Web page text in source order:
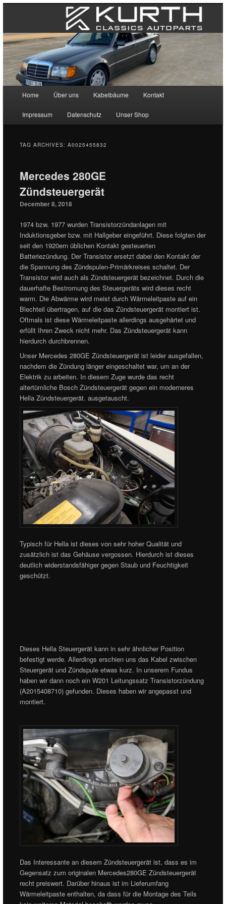
Skip to primary content
Skip to secondary content
Home Über uns Kabelbäume Kontakt
Impressum Datenschutz Unser Shop
TAG ARCHIVES:A0025455832
Mercedes 280GE
Zündsteuergerät
December 8, 2018
1974 bzw. 1977 wurden Transistorzündanlagen mit
Induktionsgeber bzw. mit Hallgeber eingeführt. Diese folgten der
seit den 1920ern üblichen Kontakt gesteuerten
Batteriezündung. Der Transistor ersetzt dabei den Kontakt der
die Spannung des Zündspulen-Primärkreises schaltet. Der
Transistor wird auch als Zündsteuergerät bezeichnet. Durch die
dauerhafte Bestromung des Steuergeräts wird dieses recht
warm. Die Abwärme wird meist durch Wärmeleitpaste auf ein
Blechteil übertragen, auf die das Zündsteuergerät montiert ist.
Oftmals ist diese Wärmeleitpaste allerdings ausgehärtet und
erfüllt Ihren Zweck nicht mehr. Das Zündsteuergerät kann
hierdurch durchbrennen.
Unser Mercedes 280GE Zündsteuergerät ist leider ausgefallen,
nachdem die Zündung länger eingeschaltet war, um an der
Elektrik zu arbeiten. In diesem Zuge wurde das recht
altertümliche Bosch Zündsteuergerät gegen ein moderneres
Hella Zündsteuergerät. ausgetauscht.
Typisch für Hella ist dieses von sehr hoher Qualität und
zusätzlich ist das Gehäuse vergossen. Hierdurch ist dieses
deutlich widerstandsfähiger gegen Staub und Feuchtigkeit
geschützt.
Dieses Hella Steuergerät kann in sehr ähnlicher Position
befestigt werde. Allerdings erschien uns das Kabel zwischen
Steuergerät und Zündspule etwas kurz. In unserem Fundus
haben wir dann noch ein W201 Leitungssatz Transistorzündung
(A2015408710) gefunden. Dieses haben wir angepasst und
montiert.
Das Interessante an diesem Zündsteuergerät ist, dass es im
Gegensatz zum originalen Mercedes280GE Zündsteuergerät
recht preiswert. Darüber hinaus ist im Lieferumfang
Wärmeleitpaste enthalten, da dass für die Montage des Teils